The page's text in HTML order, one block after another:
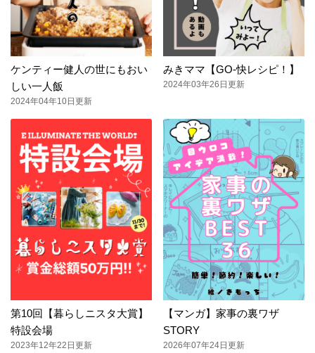
ケンティー健人の世にもおい
しい一人飯
2024年04年10日更新
みきママ【GO-快レシピ！】
2024年03年26日更新
第10回【暮らしニスタ大賞】
特設会場
2023年12年22日更新
【マンガ】家事の裏ワザ
STORY
2026年07年24日更新